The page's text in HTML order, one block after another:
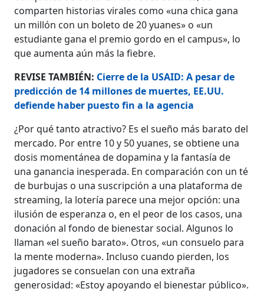
comparten historias virales como «una chica gana
un millón con un boleto de 20 yuanes» o «un
estudiante gana el premio gordo en el campus», lo
que aumenta aún más la fiebre.
REVISE TAMBIÉN: Cierre de la USAID: A pesar de
predicción de 14 millones de muertes, EE.UU.
defiende haber puesto fin a la agencia
¿Por qué tanto atractivo? Es el sueño más barato del
mercado. Por entre 10 y 50 yuanes, se obtiene una
dosis momentánea de dopamina y la fantasía de
una ganancia inesperada. En comparación con un té
de burbujas o una suscripción a una plataforma de
streaming, la lotería parece una mejor opción: una
ilusión de esperanza o, en el peor de los casos, una
donación al fondo de bienestar social. Algunos lo
llaman «el sueño barato». Otros, «un consuelo para
la mente moderna». Incluso cuando pierden, los
jugadores se consuelan con una extraña
generosidad: «Estoy apoyando el bienestar público».